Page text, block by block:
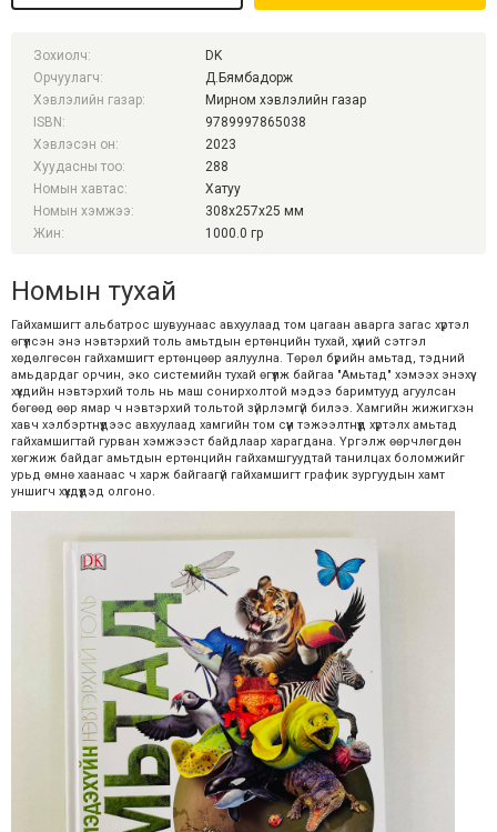
Зохиолч:
DK
Орчуулагч:
Д.Бямбадорж
Хэвлэлийн газар:
Мирном хэвлэлийн газар
ISBN:
9789997865038
Хэвлэсэн он:
2023
Хуудасны тоо:
288
Номын хавтас:
Хатуу
Номын хэмжээ:
308x257x25 мм
Жин:
1000.0 гр
Номын тухай
Гайхамшигт альбатрос шувуунаас авхуулаад том цагаан аварга загас хүртэл
өгүүлсэн энэ нэвтэрхий толь амьтдын ертөнцийн тухай, хүний сэтгэл
хөдөлгөсөн гайхамшигт ертөнцөөр аялуулна. Төрөл бүрийн амьтад, тэдний
амьдардаг орчин, эко системийн тухай өгүүлж байгаа "Амьтад" хэмээх энэхүү
хүүхдийн нэвтэрхий толь нь маш сонирхолтой мэдээ баримтууд агуулсан
бөгөөд өөр ямар ч нэвтэрхий тольтой зүйрлэмгүй билээ. Хамгийн жижигхэн
хавч хэлбэртнүүдээс авхуулаад хамгийн том сүүн тэжээлтнүүд хүртэлх амьтад
гайхамшигтай гурван хэмжээст байдлаар харагдана. Үргэлж өөрчлөгдөн
хөгжиж байдаг амьтдын ертөнцийн гайхамшгуудтай танилцах боломжийг
урьд өмнө хаанаас ч харж байгаагүй гайхамшигт график зургуудын хамт
уншигч хүүхдүүдэд олгоно.